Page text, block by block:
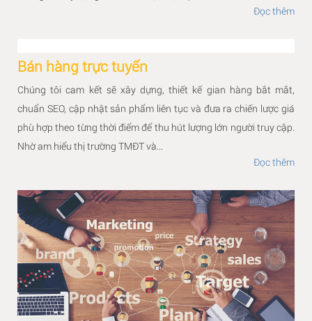
Đọc thêm
Bán hàng trực tuyến
Chúng tôi cam kết sẽ xây dựng, thiết kế gian hàng bắt mắt,
chuẩn SEO, cập nhật sản phẩm liên tục và đưa ra chiến lược giá
phù hợp theo từng thời điểm để thu hút lượng lớn người truy cập.
Nhờ am hiểu thị trường TMĐT và...
Đọc thêm